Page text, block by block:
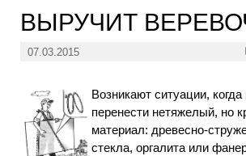
ВЫРУЧИТ
07.03.2015
Возникают ситуации,
перенести нетяжелый, но
материал: древесно-
стекла, оргалита или